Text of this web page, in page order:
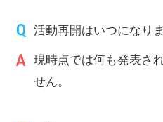
活動再開はいつになり
現時点では何も発表さ
せん。